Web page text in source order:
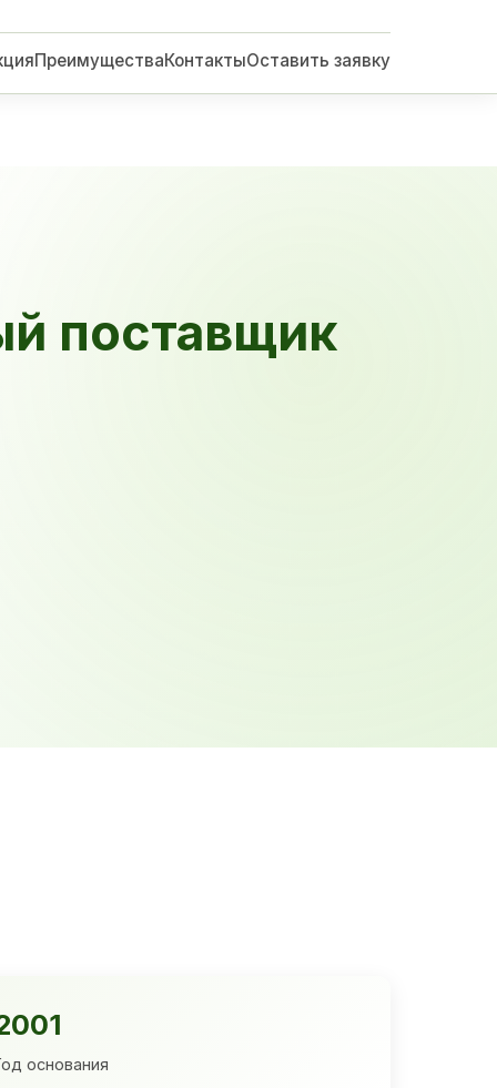
ПреимуществаКонтактыОставить заявку
поставщик
основания